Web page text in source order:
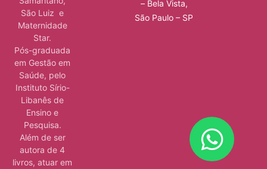
São Luiz e
Maternidade
Star.
Pós-graduada
em Gestão em
Saúde, pelo
Instituto Sírio-
Libanês de
Ensino e
Pesquisa.
Além de ser
autora de 4
livros, atuar em
– Bela Vista,
São Paulo – SP